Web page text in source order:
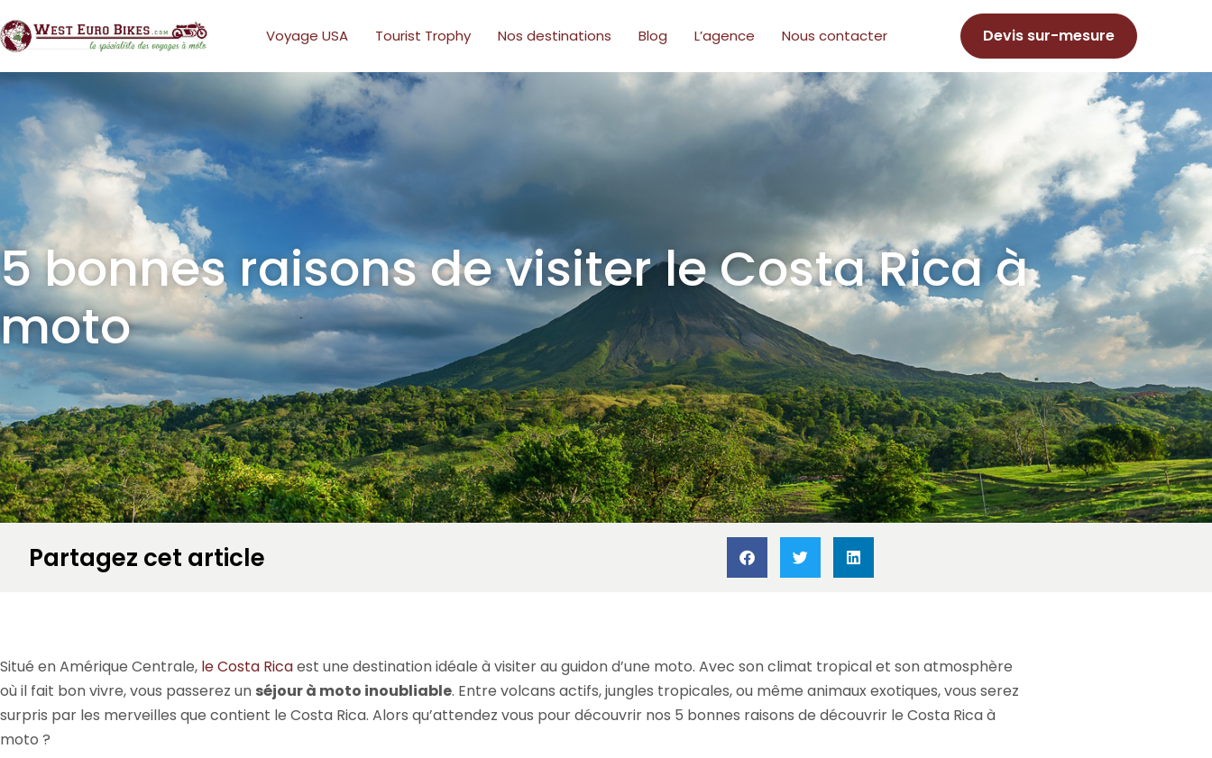
Voyage USA Tourist Trophy Nos destinations Blog L’agence Nous contacter Devis sur-mesure
5 bonnes raisons de visiter le Costa Rica à
moto
Partagez cet article
Situé en Amérique Centrale, le Costa Ricaest une destination idéale à visiter au guidon d’une moto. Avec son climat tropical et son atmosphère
où il fait bon vivre, vous passerez un séjour à moto inoubliable. Entre volcans actifs, jungles tropicales, ou même animaux exotiques, vous serez
surpris par les merveilles que contient le Costa Rica. Alors qu’attendez vous pour découvrir nos 5 bonnes raisons de découvrir le Costa Rica à
moto ?